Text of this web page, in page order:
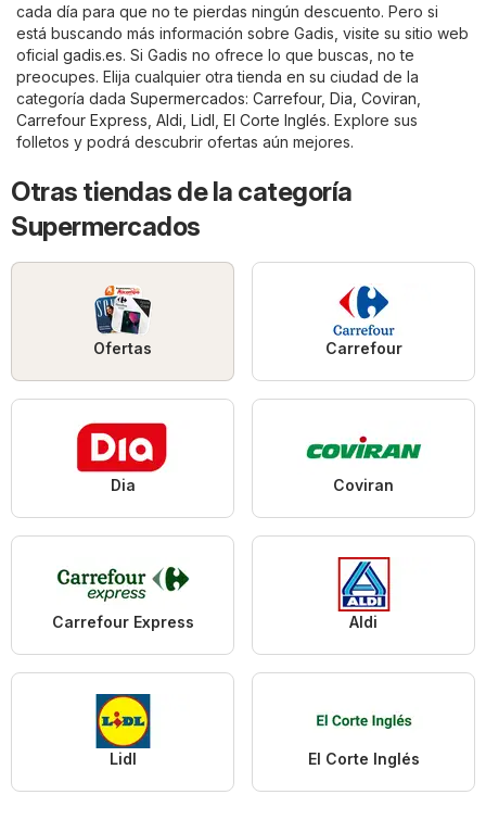
cada día para que no te pierdas ningún descuento. Pero si
está buscando más información sobre Gadis, visite su sitio web
oficial gadis.es. Si Gadis no ofrece lo que buscas, no te
preocupes. Elija cualquier otra tienda en su ciudad de la
categoría dada Supermercados: Carrefour, Dia Coviran
Carrefour Express Aldi Lidl El Corte Inglés. Explore sus
folletos y podrá descubrir ofertas aún mejores.
Otras tiendas de la categoría
Supermercados
Ofertas Carrefour
Dia Coviran
Carrefour Express Aldi
Lidl El Corte Inglés